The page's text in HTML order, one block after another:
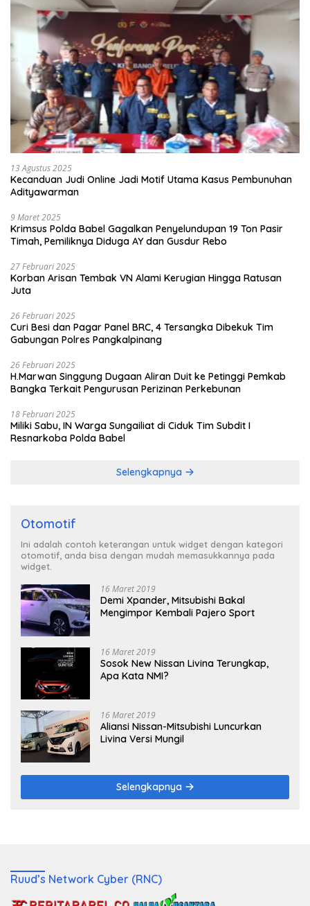
13 Agustus 2025
Kecanduan Judi Online Jadi Motif Utama Kasus Pembunuhan
Adityawarman
9 Maret 2025
Krimsus Polda Babel Gagalkan Penyelundupan 19 Ton Pasir
Timah, Pemiliknya Diduga AY dan Gusdur Rebo
27 Februari 2025
Korban Arisan Tembak VN Alami Kerugian Hingga Ratusan
Juta
26 Februari 2025
Curi Besi dan Pagar Panel BRC, 4 Tersangka Dibekuk Tim
Gabungan Polres Pangkalpinang
26 Februari 2025
H.Marwan Singgung Dugaan Aliran Duit ke Petinggi Pemkab
Bangka Terkait Pengurusan Perizinan Perkebunan
18 Februari 2025
Miliki Sabu, IN Warga Sungailiat di Ciduk Tim Subdit I
Resnarkoba Polda Babel
Selengkapnya
Otomotif
Ini adalah contoh keterangan untuk widget dengan kategori
otomotif, anda bisa dengan mudah memasukkannya pada
widget.
16 Maret 2019
Demi Xpander, Mitsubishi Bakal
Mengimpor Kembali Pajero Sport
16 Maret 2019
Sosok New Nissan Livina Terungkap,
Apa Kata NMI?
16 Maret 2019
Aliansi Nissan-Mitsubishi Luncurkan
Livina Versi Mungil
Selengkapnya
Ruud’s Network Cyber (RNC)